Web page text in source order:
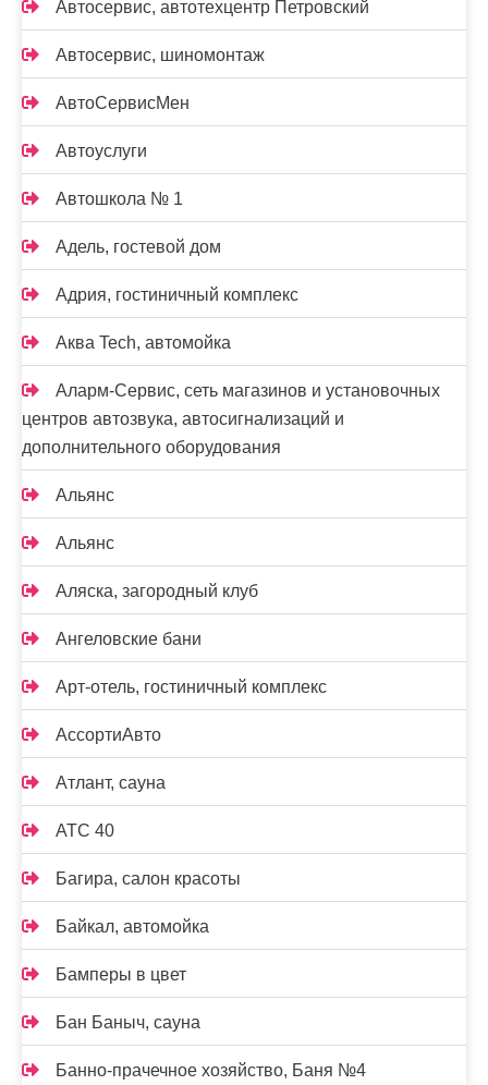
Автосервис, автотехцентр Петровский
Автосервис, шиномонтаж
АвтоСервисМен
Автоуслуги
Автошкола № 1
Адель, гостевой дом
Адрия, гостиничный комплекс
Аква Tech, автомойка
Аларм-Сервис, сеть магазинов и установочных
центров автозвука, автосигнализаций и
дополнительного оборудования
Альянс
Альянс
Аляска, загородный клуб
Ангеловские бани
Арт-отель, гостиничный комплекс
АссортиАвто
Атлант, сауна
АТС 40
Багира, салон красоты
Байкал, автомойка
Бамперы в цвет
Бан Баныч, сауна
Банно-прачечное хозяйство, Баня №4